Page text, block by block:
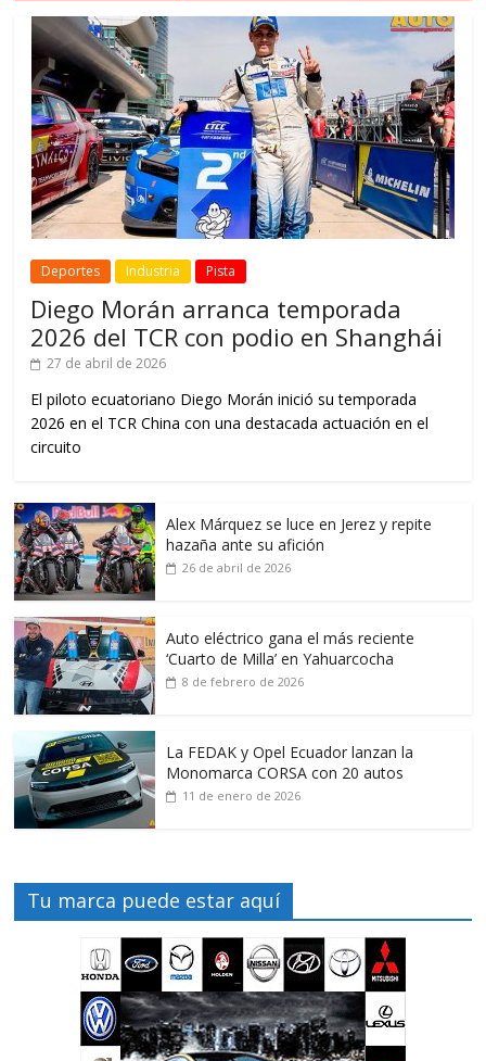
Deportes Industria Pista
Diego Morán arranca temporada
2026 del TCR con podio en Shanghái
27 de abril de 2026
El piloto ecuatoriano Diego Morán inició su temporada
2026 en el TCR China con una destacada actuación en el
circuito
Alex Márquez se luce en Jerez y repite
hazaña ante su afición
26 de abril de 2026
Auto eléctrico gana el más reciente
‘Cuarto de Milla’ en Yahuarcocha
8 de febrero de 2026
La FEDAK y Opel Ecuador lanzan la
Monomarca CORSA con 20 autos
11 de enero de 2026
Tu marca puede estar aquí